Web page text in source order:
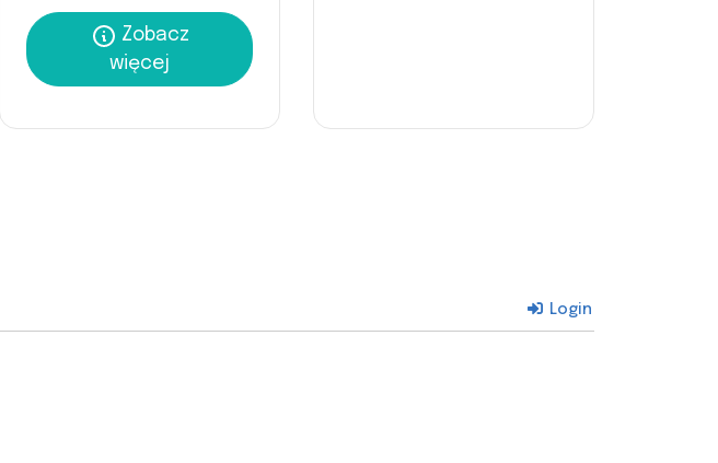
Zobacz
więcej
Login